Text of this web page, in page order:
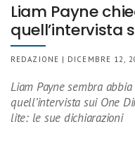
Liam Payne
quell’intervista
REDAZIONE | DICEMBRE 12,
Liam Payne sembra
quell’intervista sui One
lite: le sue dichiarazioni